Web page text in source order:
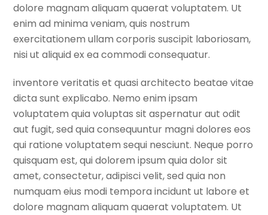
dolore magnam aliquam quaerat voluptatem. Ut
enim ad minima veniam, quis nostrum
exercitationem ullam corporis suscipit laboriosam,
nisi ut aliquid ex ea commodi consequatur.
inventore veritatis et quasi architecto beatae vitae
dicta sunt explicabo. Nemo enim ipsam
voluptatem quia voluptas sit aspernatur aut odit
aut fugit, sed quia consequuntur magni dolores eos
qui ratione voluptatem sequi nesciunt. Neque porro
quisquam est, qui dolorem ipsum quia dolor sit
amet, consectetur, adipisci velit, sed quia non
numquam eius modi tempora incidunt ut labore et
dolore magnam aliquam quaerat voluptatem. Ut